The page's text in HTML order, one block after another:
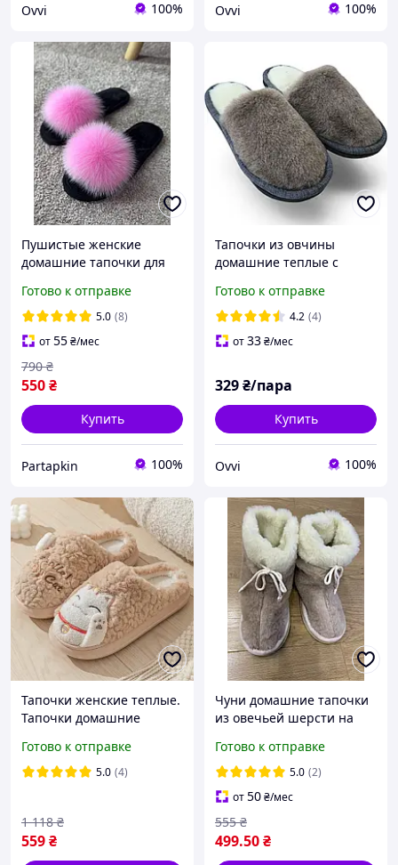
Ovvi 100% Ovvi 100%
Пушистые женские
домашние тапочки для
уютные комнатные тапки
в подарок тапули
девушке
Готово к отправке
5.0 (8)
от55₴/мес
550₴
790 ₴
Купить
Partapkin 100%
Тапочки из овчины
домашние теплые с
Готово к отправке
4.2 (4)
от33₴/мес
329₴/пара
Купить
Ovvi 100%
Тапочки женские теплые.
Тапочки домашние
"Котик". Тапочки зимние
36-37 размер Светло-
Готово к отправке
5.0 (4)
559₴
1 118 ₴
Чуни домашние тапочки
из овечьей шерсти на
Готово к отправке
5.0 (2)
от50₴/мес
499.50₴
555 ₴